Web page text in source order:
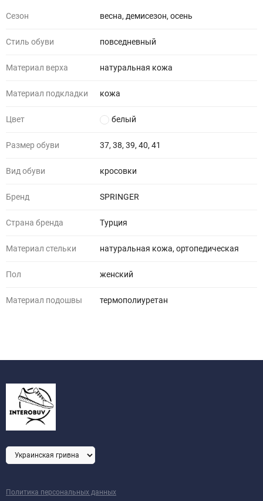
Сезон весна, демисезон, осень
Стиль обуви повседневный
Материал верха натуральная кожа
Материал подкладки кожа
Цвет белый
Размер обуви 37, 38, 39, 40, 41
Вид обуви кросовки
Бренд SPRINGER
Страна бренда Турция
Материал стельки натуральная кожа, ортопедическая
Пол женский
Материал подошвы термополиуретан
Политика персональных данных